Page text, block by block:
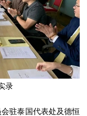
录
驻泰国代表处及德恒